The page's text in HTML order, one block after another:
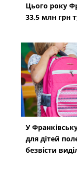
Цього року
33,5 млн грн
У
для дітей
безвісти